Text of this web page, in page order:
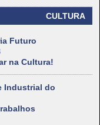
CULTURA
Futuro
na Cultura!
Industrial do